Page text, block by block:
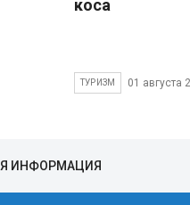
коса
ТУРИЗМ 01 августа
ИНФОРМАЦИЯ